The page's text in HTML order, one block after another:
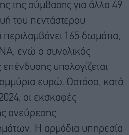
της σύμβασης για άλλα 49
του πεντάστερου
165 δωμάτια,
ενώ ο συνολικός
υπολογίζεται
ευρώ. Ωστόσο, κατά
οι εκσκαφές
ανεύρεσης
Η αρμόδια υπηρεσία